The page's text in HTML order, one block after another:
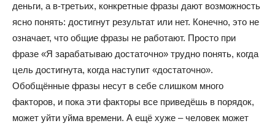
деньги, а в-третьих, конкретные фразы дают возможность
ясно понять: достигнут результат или нет. Конечно, это не
означает, что общие фразы не работают. Просто при
фразе «Я зарабатываю достаточно» трудно понять, когда
цель достигнута, когда наступит «достаточно».
Обобщённые фразы несут в себе слишком много
факторов, и пока эти факторы все приведёшь в порядок,
может уйти уйма времени. А ещё хуже – человек может